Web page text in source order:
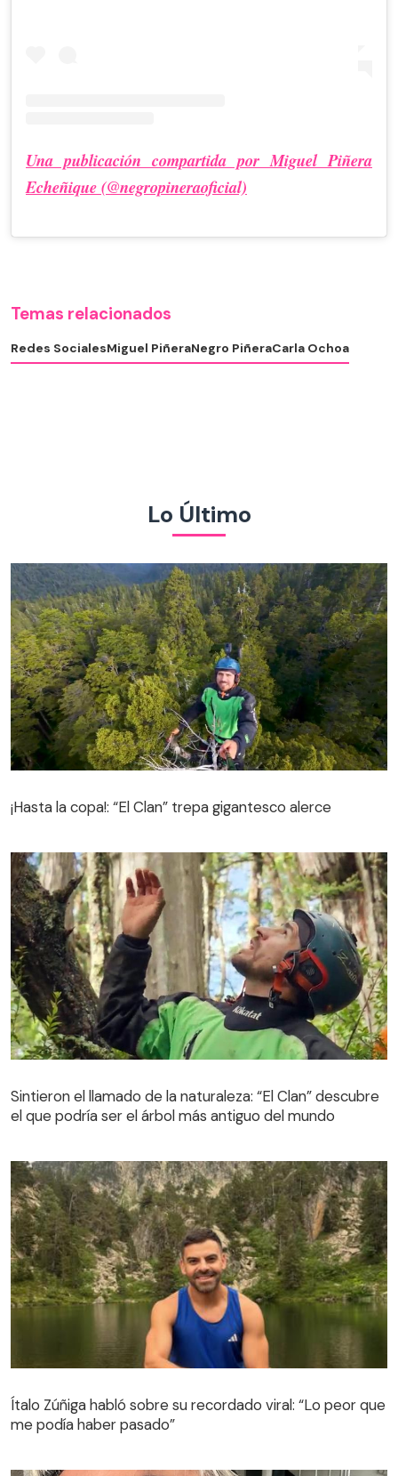
Una publicación compartida por Miguel Piñera
Echeñique (@negropineraoficial)
Temas relacionados
Redes SocialesMiguel PiñeraNegro PiñeraCarla Ochoa
Lo Último
¡Hasta la copa!: “El Clan” trepa gigantesco alerce
el que podría ser el árbol más antiguo del mundo
Sintieron el llamado de la naturaleza: “El Clan” descubre
el que podría ser el árbol más antiguo del mundo
Ítalo Zúñiga habló sobre su recordado viral: “Lo peor que
me podía haber pasado”